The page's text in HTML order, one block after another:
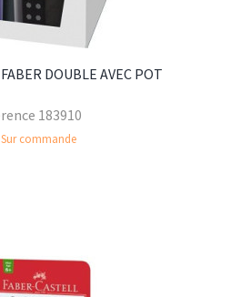
DOUBLE AVEC POT
183910
Sur commande